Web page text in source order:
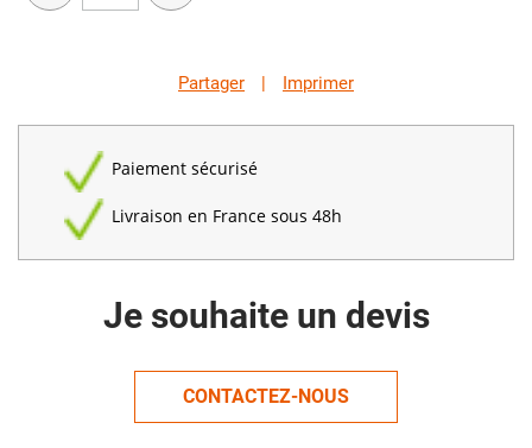
Partager | Imprimer
Paiement sécurisé
Livraison en France sous 48h
Je souhaite un devis
CONTACTEZ-NOUS